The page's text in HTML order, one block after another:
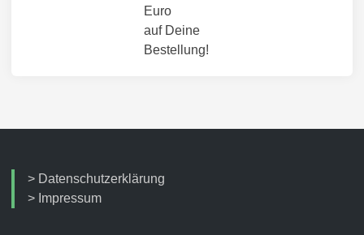
Euro
auf Deine
Bestellung!
> Datenschutzerklärung
> Impressum